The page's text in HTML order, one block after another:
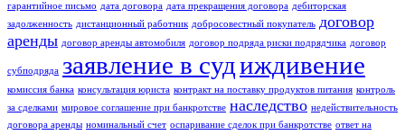
гарантийное письмо дата договора дата прекращения договора дебиторская
задолженность дистанционный работник добросовестный покупатель договор
аренды договор аренды автомобиля договор подряда риски подрядчика договор
субподряда заявление в судиждивение
комиссия банка консультация юриста контракт на поставку продуктов питания контроль
за сделками мировое соглашение при банкротстве наследство недействительность
договора аренды номинальный счет оспаривание сделок при банкротстве ответ на